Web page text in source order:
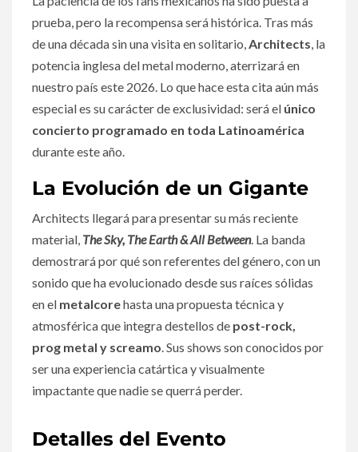
prueba, pero la recompensa será histórica. Tras más
de una década sin una visita en solitario,Architects, la
potencia inglesa del metal moderno, aterrizará en
nuestro país este 2026. Lo que hace esta cita aún más
especial es su carácter de exclusividad: será el único
concierto programado en toda Latinoamérica
durante este año.
La Evolución de un Gigante
Architects llegará para presentar su más reciente
material, The Sky, The Earth & All Between. La banda
demostrará por qué son referentes del género, con un
sonido que ha evolucionado desde sus raíces sólidas
en el metalcorehasta una propuesta técnica y
atmosférica que integra destellos de post-rock,
prog metal y screamo. Sus shows son conocidos por
ser una experiencia catártica y visualmente
impactante que nadie se querrá perder.
Detalles del Evento